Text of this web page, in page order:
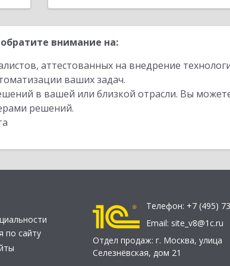
внимание на:
аттестованных на внедрение
ваших задач.
в вашей или близкой отрасли. Вы
решений.
по сайту
Телефон: +7 (495)
Email: site_v8@1c.ru
Отдел продаж: г. Москва, улица
Селезнёвская, дом 21